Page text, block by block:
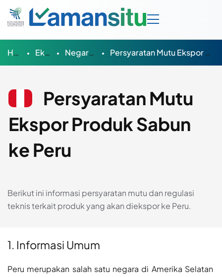
Home Ekspor Negara Tujuan Persyaratan Mutu Ekspor Produk Sabun ke Peru
Persyaratan Mutu
Ekspor Produk Sabun
ke Peru
Berikut ini informasi persyaratan mutu dan regulasi
teknis terkait produk yang akan diekspor ke Peru.
1. Informasi Umum
Peru merupakan salah satu negara di Amerika Selatan